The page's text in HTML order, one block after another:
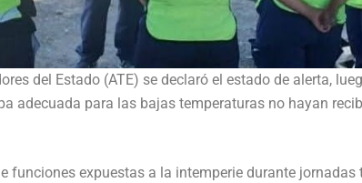
del Estado (ATE) se declaró el estado de alerta,
adecuada para las bajas temperaturas no hayan
funciones expuestas a la intemperie durante